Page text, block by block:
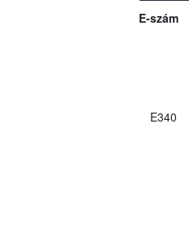
E-szám
E340